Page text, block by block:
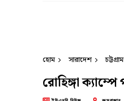
হোম সারাদেশ চট্টগ্রাম
রোহিঙ্গা